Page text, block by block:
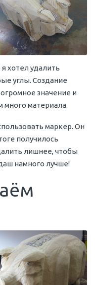
хотел удалить
углы. Создание
значение и
много материала.
маркер. Он
получилось
лишнее, чтобы
намного лучше!